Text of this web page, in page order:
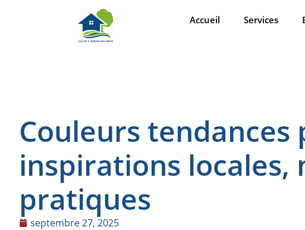
Accueil Services
Couleurs
inspirations locales,
pratiques
septembre 27, 2025